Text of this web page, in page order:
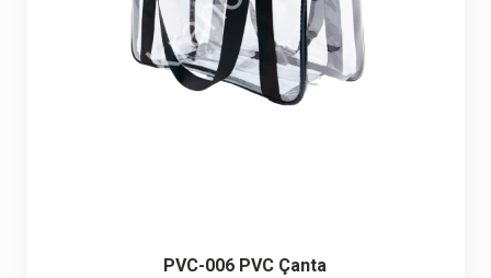
PVC-006 PVC Çanta